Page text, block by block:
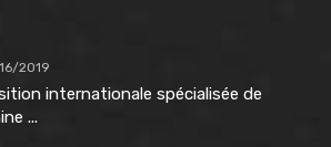
2019
internationale spécialisée de
...